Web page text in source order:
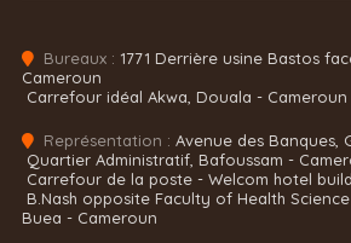
Bureaux : 1771 Derrière usine Bastos
Cameroun
Carrefour idéal Akwa, Douala - Cameroun
Représentation : Avenue des Banques,
Quartier Administratif, Bafoussam -
Carrefour de la poste - Welcom hotel
B.Nash opposite Faculty of Health
Buea - Cameroun